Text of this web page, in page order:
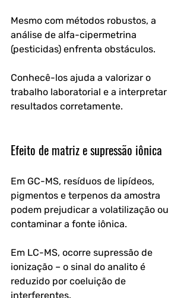
Mesmo com métodos robustos, a
análise de alfa-cipermetrina
(pesticidas) enfrenta obstáculos.
Conhecê-los ajuda a valorizar o
trabalho laboratorial e a interpretar
resultados corretamente.
Efeito de matriz e supressão iônica
Em GC-MS, resíduos de lipídeos,
pigmentos e terpenos da amostra
podem prejudicar a volatilização ou
contaminar a fonte iônica.
Em LC-MS, ocorre supressão de
ionização – o sinal do analito é
reduzido por coeluição de
interferentes.